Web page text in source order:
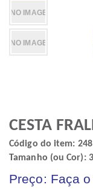
CESTA
Código do item: 248
Tamanho (ou Cor):
Preço: Faça